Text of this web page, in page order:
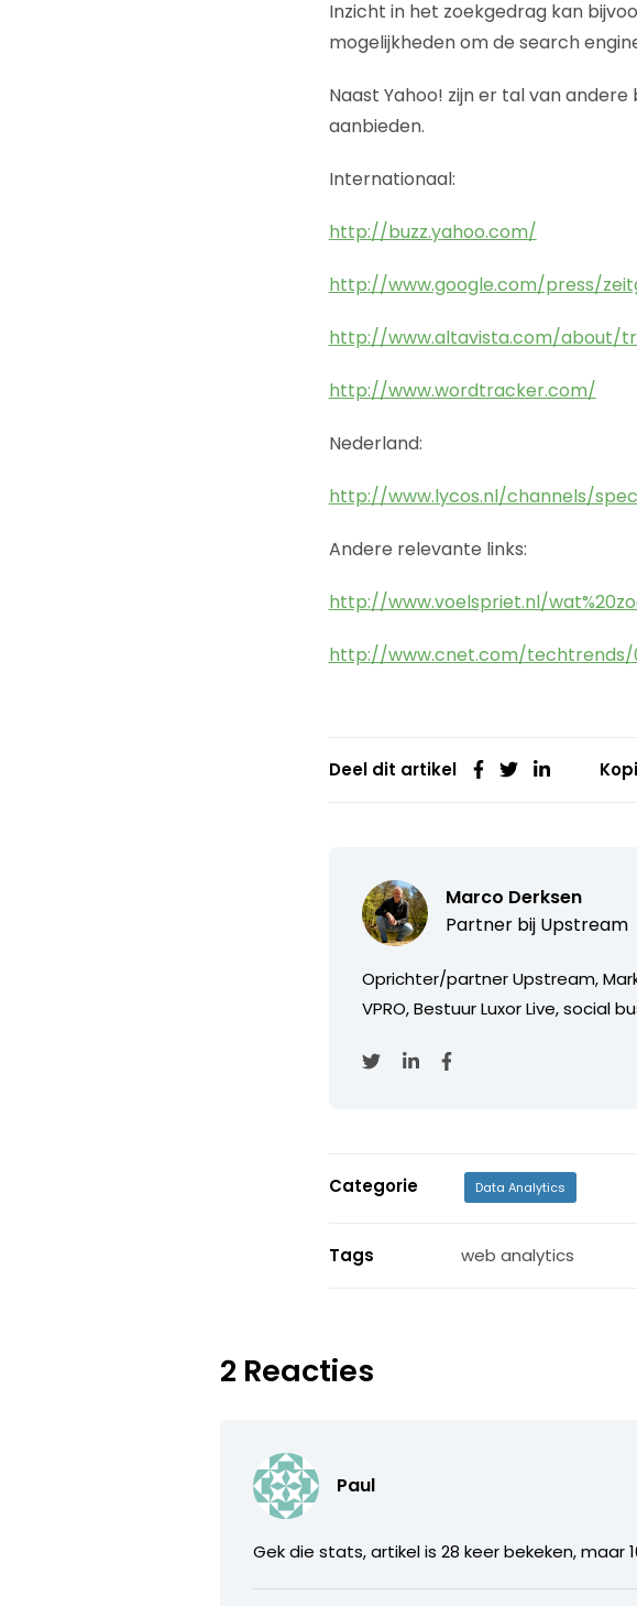
Inzicht in het zoekgedrag kan
mogelijkheden om de search
Naast Yahoo! zijn er tal van
aanbieden.
Internationaal:
http://buzz.yahoo.com/
http://www.google.com/press/
http://www.altavista.com/about/
http://www.wordtracker.com/
Nederland:
http://www.lycos.nl/channels/
Andere relevante links:
http://www.voelspriet.nl/
http://www.cnet.com/techtrends/
Deel dit artikel
Marco Derksen
Partner bij Upstream
Oprichter/partner Upstream,
VPRO, Bestuur Luxor Live, social
Categorie Data Analytics
Tags web analytics
2 Reacties
Paul
Gek die stats, artikel is 28 keer bekeken, maar